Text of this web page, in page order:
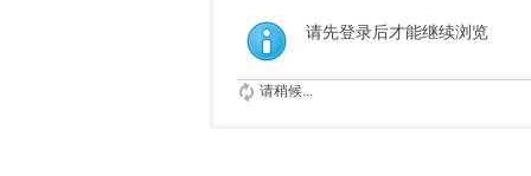
请先登录后才能继续浏览
请稍候...